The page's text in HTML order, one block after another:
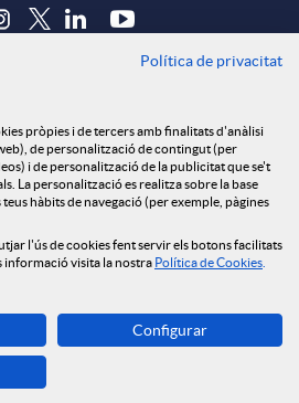
de cookies
Avís legal
Online
denúncies
la ara
MOBILE
Enginyers 2026
Política de privacitat
pròpies i de tercers amb finalitats d'anàlisi
de personalització de contingut (per
i de personalització de la publicitat que se't
La personalització es realitza sobre la base
hàbits de navegació (per exemple, pàgines
l'ús de cookies fent servir els botons facilitats
informació visita la nostra Política de Cookies
Configurar